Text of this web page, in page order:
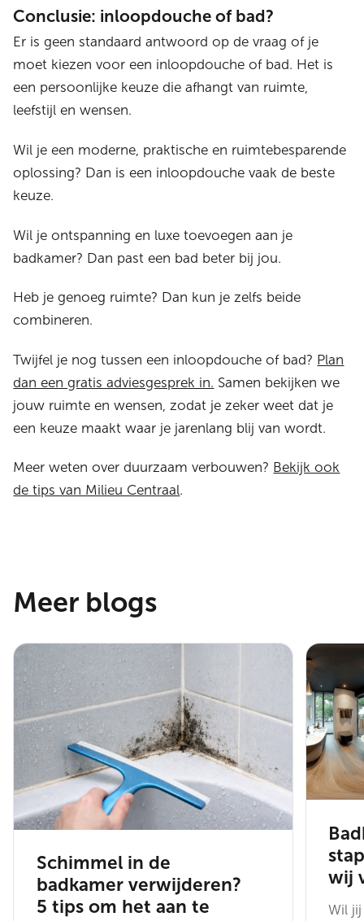
Conclusie: inloopdouche of bad?
Er is geen standaard antwoord op de vraag of je
moet kiezen voor een inloopdouche of bad. Het is
een persoonlijke keuze die afhangt van ruimte,
leefstijl en wensen.
Wil je een moderne, praktische en ruimtebesparende
oplossing? Dan is een inloopdouche vaak de beste
keuze.
Wil je ontspanning en luxe toevoegen aan je
badkamer? Dan past een bad beter bij jou.
Heb je genoeg ruimte? Dan kun je zelfs beide
combineren.
Twijfel je nog tussen een inloopdouche of bad? Plan
dan een gratis adviesgesprek in. Samen bekijken we
jouw ruimte en wensen, zodat je zeker weet dat je
een keuze maakt waar je jarenlang blij van wordt.
Meer weten over duurzaam verbouwen? Bekijk ook
de tips van Milieu Centraal.
Meer blogs
Schimmel in de
badkamer verwijderen?
5 tips om het aan te
wij
Wil